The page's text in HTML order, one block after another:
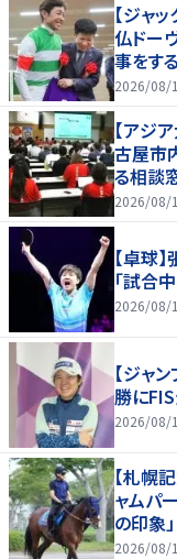
【ジャ
仏ドー
事をす
2026/08/
【アジ
古屋市
る相談
2026/08/
【卓球
「試合
2026/08/
【ジャ
勝に
2026/08/
【札幌
ャムパ
の印象」
2026/08/